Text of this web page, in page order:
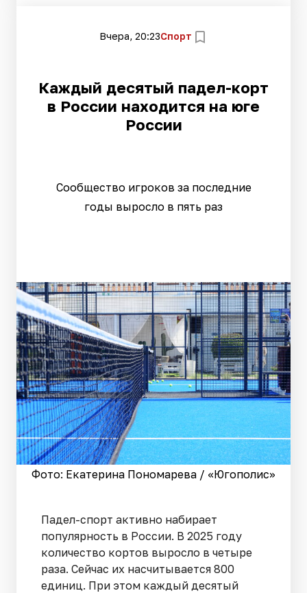
Вчера, 20:23Спорт
Каждый десятый падел-корт
в России находится на юге
России
Сообщество игроков за последние
годы выросло в пять раз
Фото: Екатерина Пономарева / «Югополис»
Падел-спорт активно набирает
популярность в России. В 2025 году
количество кортов выросло в четыре
раза. Сейчас их насчитывается 800
единиц. При этом каждый десятый